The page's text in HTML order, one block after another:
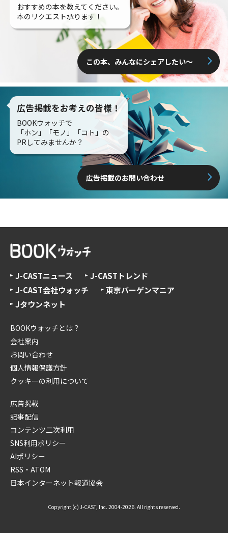
おすすめの本を教えてください。
本のリクエスト承ります！
この本、みんなにシェアしたい〜
広告掲載をお考えの皆様！
BOOKウォッチで
「ホン」「モノ」「コト」の
PRしてみませんか？
広告掲載のお問い合わせ
J-CASTニュース
J-CASTトレンド
J-CAST会社ウォッチ
東京バーゲンマニア
Jタウンネット
BOOKウォッチとは？
会社案内
お問い合わせ
個人情報保護方針
クッキーの利用について
広告掲載
記事配信
コンテンツ二次利用
SNS利用ポリシー
AIポリシー
RSS・ATOM
日本インターネット報道協会
Copyright (c) J-CAST, Inc. 2004-2026. All rights reserved.